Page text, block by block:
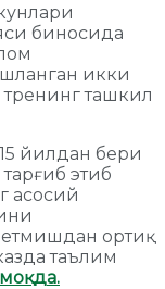
биносида
икки
ташкил
йилдан бери
этиб
асосий
ортиқ
таълим